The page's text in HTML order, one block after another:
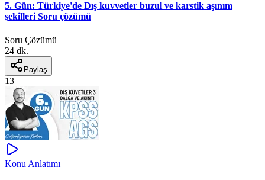
5. Gün: Türkiye'de Dış kuvvetler buzul ve karstik aşınım
şekilleri Soru çözümü
Soru Çözümü
24 dk.
Paylaş
13
Konu Anlatımı